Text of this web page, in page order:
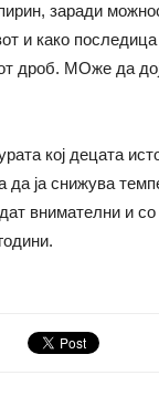
заради
и како последица
дроб. МОже да
кој децата
да ја снижува
внимателни и